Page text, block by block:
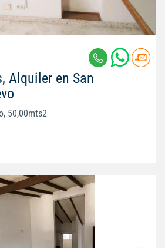
Alquiler en San
50,00mts2